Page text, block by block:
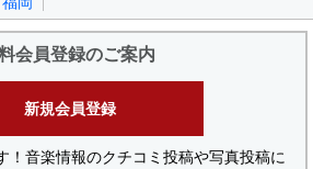
会員登録のご案内
新規会員登録
！音楽情報のクチコミ投稿や写真投稿に